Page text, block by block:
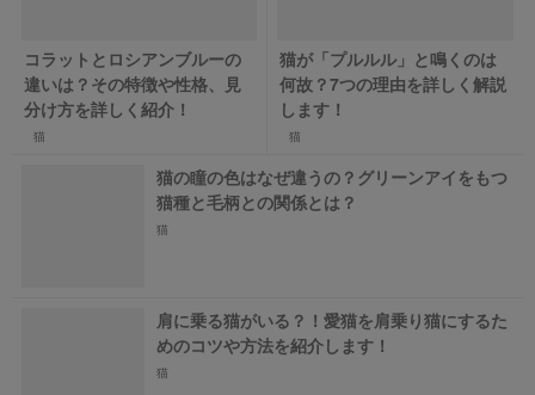
コラットとロシアンブルーの
違いは？その特徴や性格、見
分け方を詳しく紹介！
猫
猫が「プルルル」と鳴くのは
何故？7つの理由を詳しく解説
します！
猫
猫の瞳の色はなぜ違うの？グリーンアイをもつ
猫種と毛柄との関係とは？
猫
肩に乗る猫がいる？！愛猫を肩乗り猫にするた
めのコツや方法を紹介します！
猫